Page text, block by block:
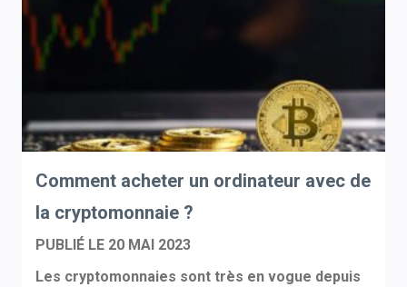
Comment acheter un ordinateur avec de
la cryptomonnaie ?
PUBLIÉ LE 20 MAI 2023
Les cryptomonnaies sont très en vogue depuis